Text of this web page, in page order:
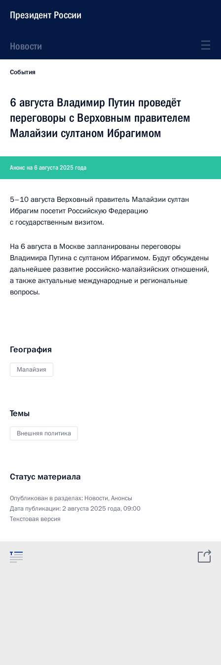
Президент России
Новости
События
6 августа Владимир Путин проведёт
переговоры с Верховным правителем
Малайзии султаном Ибрагимом
Анонс на 6 августа 2025 года
5–10 августа Верховный правитель Малайзии султан
Ибрагим посетит Российскую Федерацию
с государственным визитом.
На 6 августа в Москве запланированы переговоры
Владимира Путина с султаном Ибрагимом. Будут обсуждены
дальнейшее развитие российско-малайзийских отношений,
а также актуальные международные и региональные
вопросы.
География
Малайзия
Темы
Внешняя политика
Статус материала
Опубликован в разделах: Новости,Анонсы
Дата публикации:2 августа 2025 года, 09:00
Текстовая версия